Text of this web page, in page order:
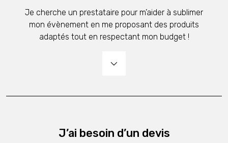
Je cherche un prestataire pour m’aider à sublimer
mon évènement en me proposant des produits
adaptés tout en respectant mon budget !
J’ai besoin d’un devis